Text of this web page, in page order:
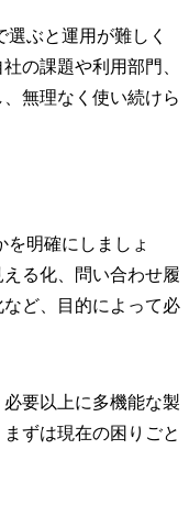
ぶと運用が難しく
の課題や利用部門、
無理なく使い続けら
明確にしましょ
る化、問い合わせ履
ど、目的によって必
要以上に多機能な製
ずは現在の困りごと